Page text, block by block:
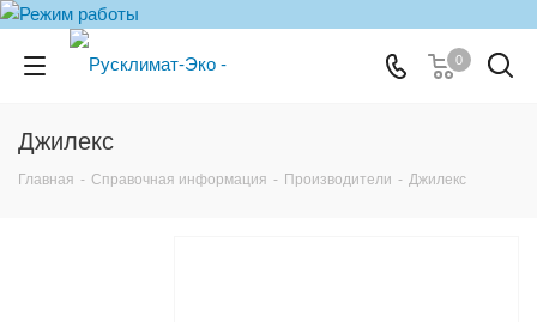
0
Джилекс
Главная - Справочная информация - Производители - Джилекс